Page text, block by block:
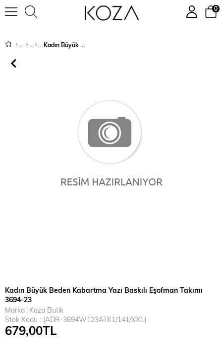
0
Kadın Büyük Beden Kabartma Yazı Baskılı Eşofman Takımı 3694-23
Kadın Büyük Beden Kabartma Yazı Baskılı Eşofman Takımı
3694-23
Marka : Koza Butik
Stok Kodu
(ADR-3694W123ATK1/141/XXL)
679,00TL